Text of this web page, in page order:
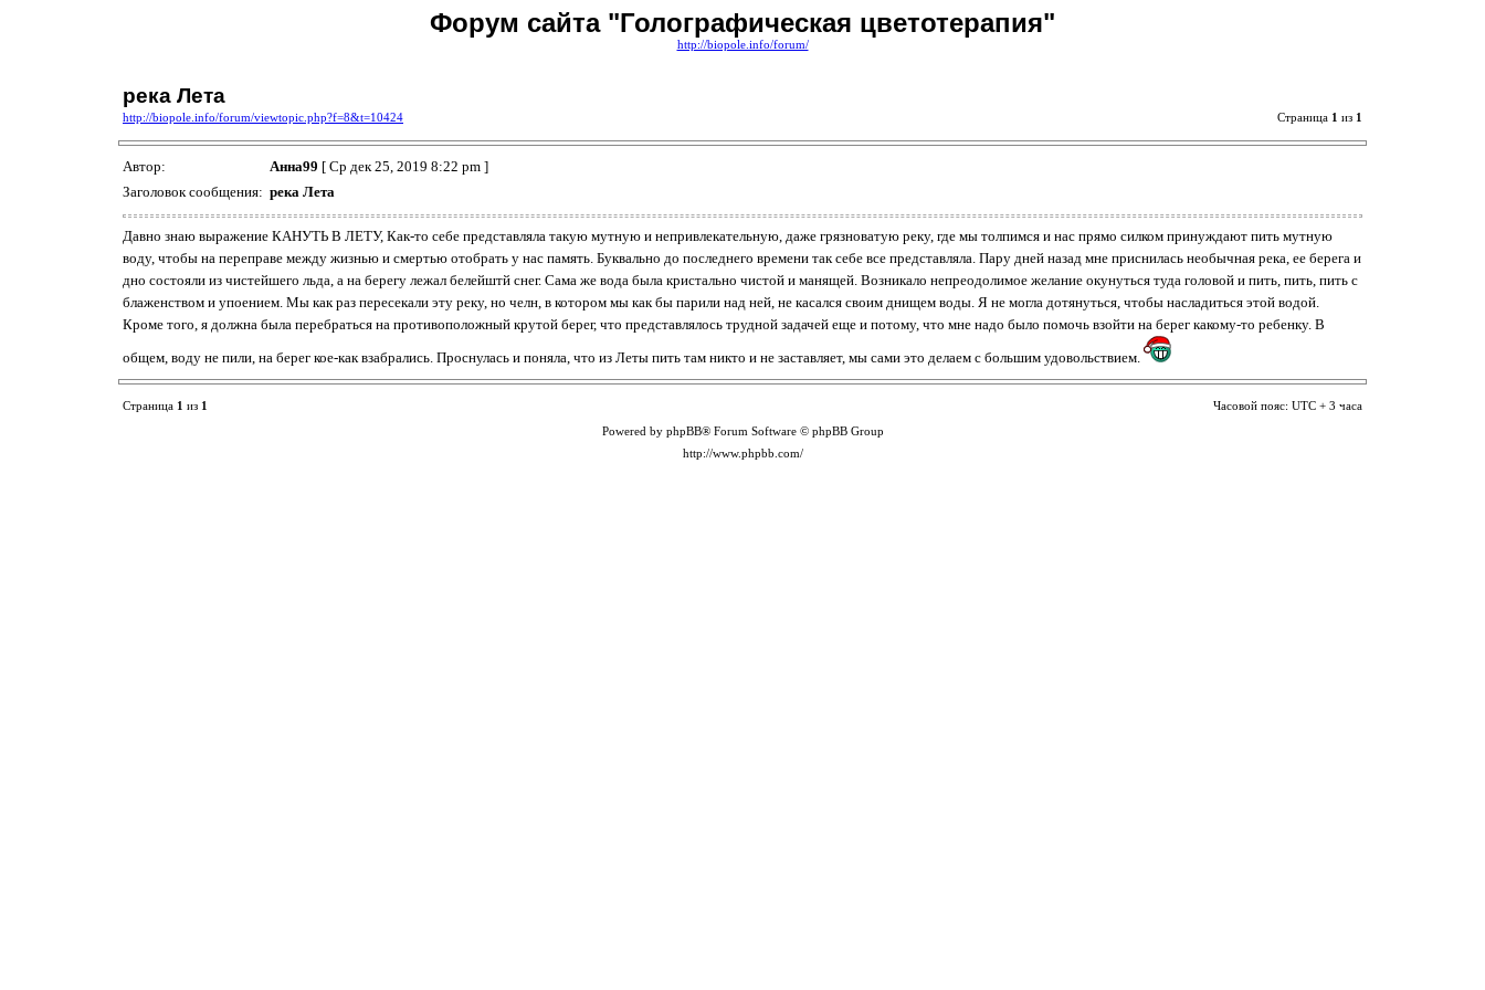
Форум сайта "Голографическая цветотерапия"
http://biopole.info/forum/
река Лета
http://biopole.info/forum/viewtopic.php?f=8&t=10424 Страница 1 из 1
Автор: Анна99 [ Ср дек 25, 2019 8:22 pm ]
Заголовок сообщения: река Лета
Давно знаю выражение КАНУТЬ В ЛЕТУ, Как-то себе представляла такую мутную и непривлекательную, даже грязноватую реку, где мы толпимся и нас прямо силком принуждают пить мутную
воду, чтобы на переправе между жизнью и смертью отобрать у нас память. Буквально до последнего времени так себе все представляла. Пару дней назад мне приснилась необычная река, ее берега и
дно состояли из чистейшего льда, а на берегу лежал белейштй снег. Сама же вода была кристально чистой и манящей. Возникало непреодолимое желание окунуться туда головой и пить, пить, пить с
блаженством и упоением. Мы как раз пересекали эту реку, но челн, в котором мы как бы парили над ней, не касался своим днищем воды. Я не могла дотянуться, чтобы насладиться этой водой.
Кроме того, я должна была перебраться на противоположный крутой берег, что представлялось трудной задачей еще и потому, что мне надо было помочь взойти на берег какому-то ребенку. В
общем, воду не пили, на берег кое-как взабрались. Проснулась и поняла, что из Леты пить там никто и не заставляет, мы сами это делаем с большим удовольствием.
Страница 1 из 1 Часовой пояс: UTC + 3 часа
Powered by phpBB® Forum Software © phpBB Group
http://www.phpbb.com/